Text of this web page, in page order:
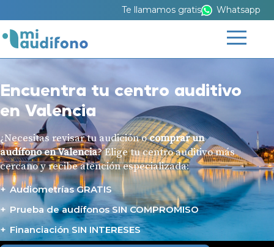
Te llamamos gratis Whatsapp
Encuentra tu centro auditivo
en Valencia
¿Necesitas revisar tu audición ocomprar un
audífono en Valencia? Elige tu centro auditivo más
cercano y recibe atención especializada:
Audiometrías GRATIS
Prueba de audífonos SIN COMPROMISO
Financiación SIN INTERESES